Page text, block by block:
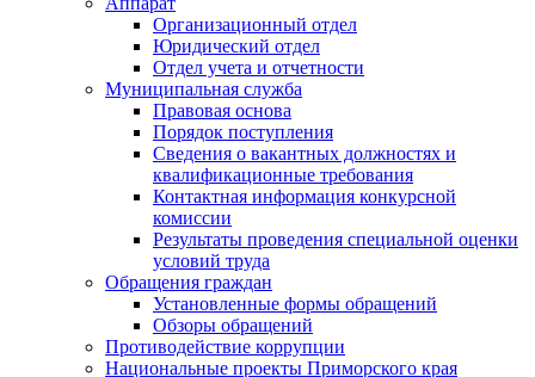
Организационный отдел
Юридический отдел
Отдел учета и отчетности
Муниципальная служба
Правовая основа
Порядок поступления
Сведения о вакантных должностях и
квалификационные требования
Контактная информация конкурсной
комиссии
Результаты проведения специальной оценки
условий труда
Обращения граждан
Установленные формы обращений
Обзоры обращений
Противодействие коррупции
Национальные проекты Приморского края